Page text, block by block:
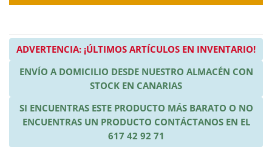
ADVERTENCIA: ¡ÚLTIMOS ARTÍCULOS EN INVENTARIO!
ENVÍO A DOMICILIO DESDE NUESTRO ALMACÉN CON
STOCK EN CANARIAS
SI ENCUENTRAS ESTE PRODUCTO MÁS BARATO O NO
ENCUENTRAS UN PRODUCTO CONTÁCTANOS EN EL
617 42 92 71